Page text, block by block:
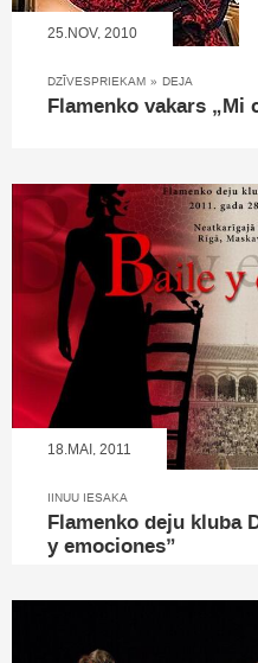
25.NOV, 2010
DZĪVESPRIEKAM » DEJA
Flamenko vakars „Mi
18.MAI, 2011
IINUU IESAKA
Flamenko deju kluba
y emociones”